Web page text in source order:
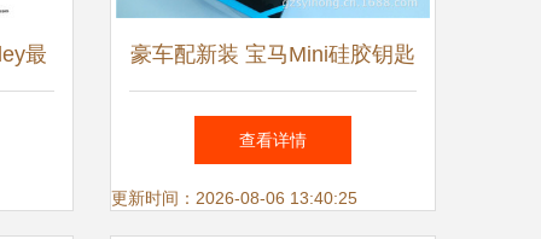
最 豪车配新装 宝马Mini硅胶钥匙
包的居家实用美学
查看详情
更新时间：2026-08-06 13:40:25